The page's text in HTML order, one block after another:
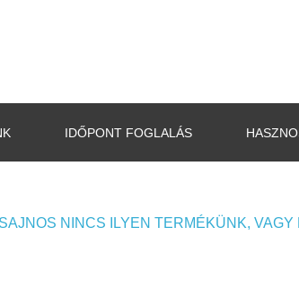
IDŐPONT FOGLALÁS
SAJNOS NINCS ILYEN TERMÉKÜNK,